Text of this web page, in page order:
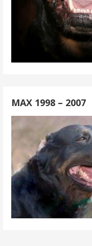
MAX 1998 – 2007